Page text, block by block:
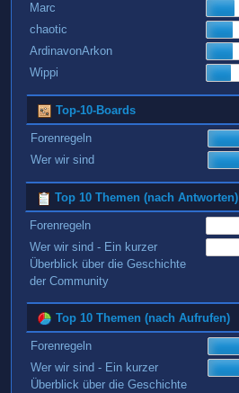
Marc
chaotic
ArdinavonArkon
Wippi
Top-10-Boards
Forenregeln
Wer wir sind
Top 10 Themen (nach Antworten)
Forenregeln
Wer wir sind - Ein kurzer
Überblick über die Geschichte
der Community
Top 10 Themen (nach Aufrufen)
Forenregeln
Wer wir sind - Ein kurzer
Überblick über die Geschichte